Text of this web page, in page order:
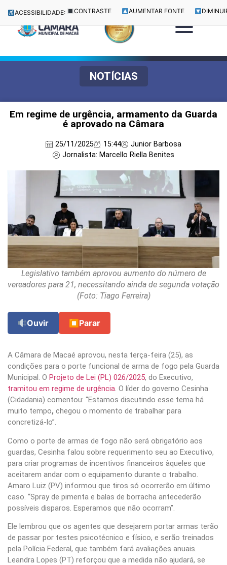
ACESSIBILIDADE: CONTRASTE AUMENTAR FONTE
NOTÍCIAS
Em regime de urgência, armamento da Guarda
é aprovado na Câmara
25/11/2025 15:44
Junior Barbosa
Jornalista: Marcello Riella Benites
Legislativo também aprovou aumento do número de
vereadores para 21, necessitando ainda de segunda votação
(Foto: Tiago Ferreira)
Ouvir ⏹ Parar
A Câmara de Macaé aprovou, nesta terça-feira (25), as
condições para o porte funcional de arma de fogo pela Guarda
Municipal. O Projeto de Lei (PL) 026/2025, do Executivo,
tramitou em regime de urgência. O líder do governo Cesinha
(Cidadania) comentou: “Estamos discutindo esse tema há
muito tempo, chegou o momento de trabalhar para
concretizá-lo”.
Como o porte de armas de fogo não será obrigatório aos
guardas, Cesinha falou sobre requerimento seu ao Executivo,
para criar programas de incentivos financeiros àqueles que
aceitarem andar com o equipamento durante o trabalho.
Amaro Luiz (PV) informou que tiros só ocorrerão em último
caso. “Spray de pimenta e balas de borracha antecederão
possíveis disparos. Esperamos que não ocorram”.
Ele lembrou que os agentes que desejarem portar armas terão
de passar por testes psicotécnico e físico, e serão treinados
pela Polícia Federal, que também fará avaliações anuais.
Leandra Lopes (PT) reforçou que a medida não ajudará, se